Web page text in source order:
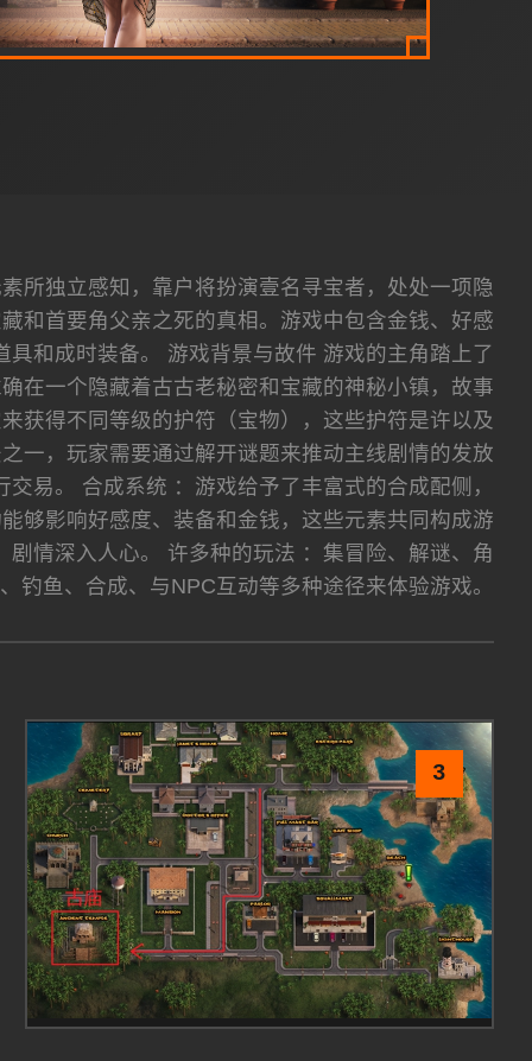
所独立感知，靠户将扮演壹名寻宝者，处处一项隐
和首要角父亲之死的真相。游戏中包含金钱、好感
和成时装备。 游戏背景与故件 游戏的主角踏上了
在一个隐藏着古古老秘密和宝藏的神秘小镇，故事
获得不同等级的护符（宝物），这些护符是许以及
一，玩家需要通过解开谜题来推动主线剧情的发放
易。 合成系统 ：游戏给予了丰富式的合成配侧，
够影响好感度、装备和金钱，这些元素共同构成游
情深入人心。 许多种的玩法 ：集冒险、解谜、角
钓鱼、合成、与NPC互动等多种途径来体验游戏。
3